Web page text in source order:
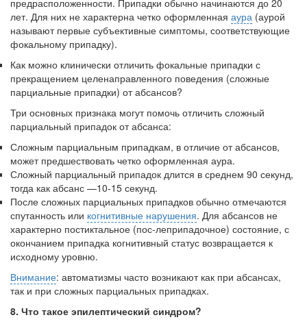
предрасположенности. Припадки обычно начинаются до 20
лет. Для них не характерна четко оформленная аура (аурой
называют первые субъективные симптомы, соответствующие
фокальному припадку).
Как можно клинически отличить фокальные припадки с
прекращением целенаправленного поведения (сложные
парциальные припадки) от абсансов?
Три основных признака могут помочь отличить сложный
парциальный при­падок от абсанса:
Сложным парциальным припадкам, в отличие от абсансов,
может предше­ствовать четко оформленная аура.
Сложный парциальный припадок длится в среднем 90 секунд,
тогда как абсанс —10-15 секунд.
После сложных парциальных припадков обычно отмечаются
спутанность или когнитивные нарушения. Для абсансов не
характерно постиктальное (пос-леприпадочное) состояние, с
окончанием припадка когнитивный статус возвраща­ется к
исходному уровню.
Внимание: автоматизмы часто возникают как при абсансах,
так и при сложных парциальных припадках.
8. Что такое эпилептический синдром?